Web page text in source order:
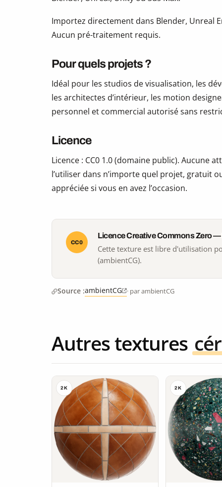
Importez directement dans Blender, Unreal
Aucun pré-traitement requis.
Pour quels projets ?
Idéal pour les studios de visualisation, les
les architectes d’intérieur, les motion
personnel et commercial autorisé sans
Licence
Licence : CC0 1.0 (domaine public). Aucune
l’utiliser dans n’importe quel projet, gratuit
appréciée si vous en avez l’occasion.
CC0
Licence Creative Commons Zero
Cette texture est libre d'utilisation
(ambientCG).
Source :ambientCG · par ambientCG
Autres textures
2K 2K